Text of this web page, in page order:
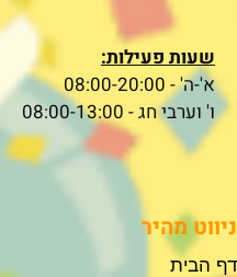
שעות פעילות:
א'-ה' - 08:00-20:00
ו' וערבי חג - 08:00-13:00
ניווט מהיר
דף הבית